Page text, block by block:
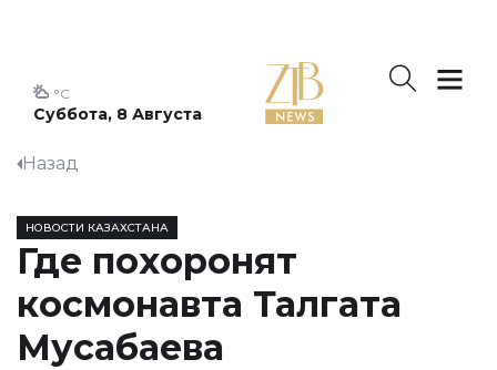
Суббота, 8 Августа
°C
Назад
НОВОСТИ КАЗАХСТАНА
Где похоронят
космонавта Талгата
Мусабаева